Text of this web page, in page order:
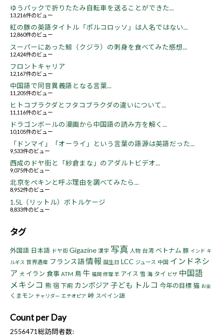
ゆうパックで折りたたみ自転車を送ることができた...
13,216件のビュー
紅の豚の英語タイトル「ポルコロッソ」は人名ではない...
12,860件のビュー
スーパーにあった鯨（クジラ）の刺身を食べてみた感想...
12,424件のビュー
フロントキャリア
12,167件のビュー
中国語で同音異義語となる言葉...
11,205件のビュー
ヒトコブラクダとフタコブラクダの違いについて...
11,116件のビュー
ドラゴンボールの漫画から中国語の読み方を解く...
10,105件のビュー
「ドンマイ」「オーライ」という言葉の語源は英語だった...
9,533件のビュー
西成のドヤ街と「紗倉まな」のアダルトビデオ...
9,075件のビュー
北京をペキンと呼ぶ理由を調べてみたら...
8,952件のビュー
1.5L（リットル）ボトルケージ
8,833件のビュー
タグ
外国語 日本語 ドヤ街 Gigazine 漢字 写真 人物 台湾 ベトナム 豚 インド キ
ルギス 世界遺産 フランス語情報 誕生日 LCC ジュース 中国 インドネシ
ア 犬 イラン 食事 ATM 鳥牛 福岡 修理 羊 アイス 雪 海 タイ ビザ 中国語
メキシコ 熊宿 下痢 カンボジア 子ども トルコ 今年の目標猫 お金
くまモン チャリダー エチオピア 峠 スペイン語
Count per Day
2556471総訪問者数: